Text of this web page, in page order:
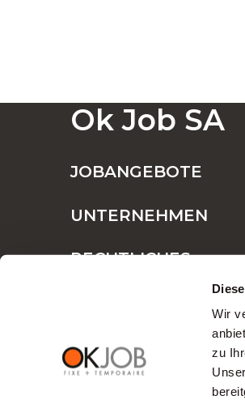
Wir
zu
Ok Job SA
JOBANGEBOTE
UNTERNEHMEN
RECHTLICHES